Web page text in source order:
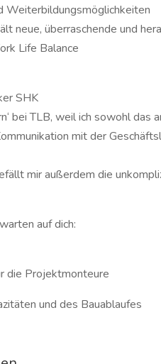
Weiterbildungsmöglichkeiten
neue, überraschende und
Life Balance
SHK
bei TLB, weil ich sowohl
mit der
mir außerdem die
auf dich:
die Projektmonteure
und des Bauablaufes